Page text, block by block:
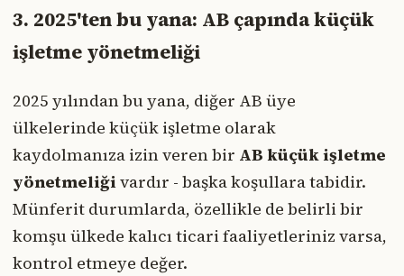
3. 2025'ten bu yana: AB çapında küçük
işletme yönetmeliği
2025 yılından bu yana, diğer AB üye
ülkelerinde küçük işletme olarak
kaydolmanıza izin veren bir AB küçük işletme
yönetmeliğivardır - başka koşullara tabidir.
Münferit durumlarda, özellikle de belirli bir
komşu ülkede kalıcı ticari faaliyetleriniz varsa,
kontrol etmeye değer.